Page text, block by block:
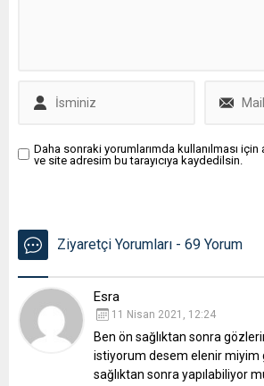
Daha sonraki yorumlarımda kullanılması
ve site adresim bu tarayıcıya kaydedilsin.
Ziyaretçi Yorumları - 69 Yorum
Esra
11 Nisan 2021, 12:24
Ben ön sağlıktan sonra
istiyorum desem elenir miyim
sağlıktan sonra yapılabiliyor